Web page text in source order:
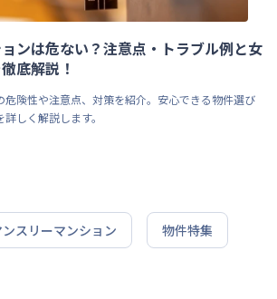
ンは危ない？注意点・トラブル例と女
底解説！
危険性や注意点、対策を紹介。安心できる物件選び
しく解説します。
スリーマンション 物件特集